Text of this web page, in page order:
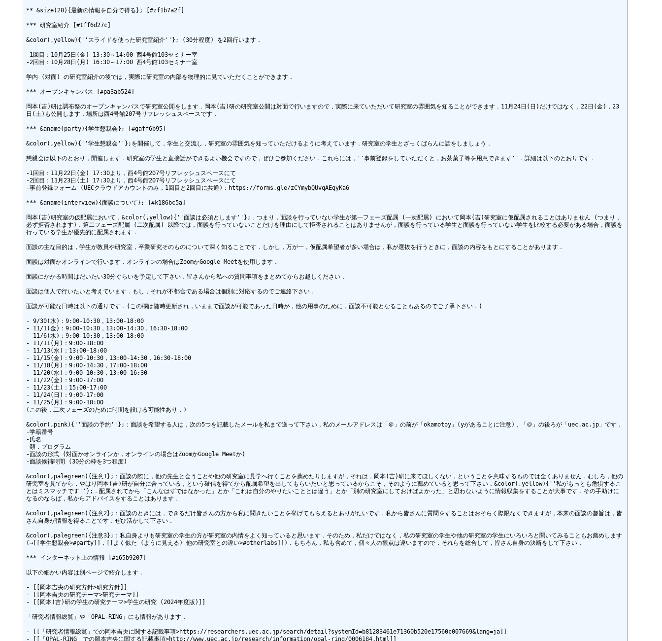
** &size(20){最新の情報を自分で得る}; [#zf1b7a2f]
*** 研究室紹介 [#tff6d27c]
&color(,yellow){''スライドを使った研究室紹介''}; (30分程度) を2回行います．
-1回目：10月25日(金) 13:30～14:00 西4号館103セミナー室
-2回目：10月28日(月) 16:30～17:00 西4号館103セミナー室
学内 (対面) の研究室紹介の後では，実際に研究室の内部を物理的に見ていただくことができます．
*** オープンキャンパス [#pa3ab524]
岡本(吉)研は調布祭のオープンキャンパスで研究室公開をします．岡本(吉)研の研究室公開は対面で行いますので，実際に来ていただいて研究室の雰囲気を知ることができます．11月24日(日)だけではなく，22日(金)，23
日(土)も公開します．場所は西4号館207号リフレッシュスペースです．
*** &aname(party){学生懇親会}; [#gaff6b95]
&color(,yellow){''学生懇親会''};を開催して，学生と交流し，研究室の雰囲気を知っていただけるように考えています．研究室の学生とざっくばらんに話をしましょう．
懇親会は以下のとおり，開催します．研究室の学生と直接話ができるよい機会ですので，ぜひご参加ください．これらには，''事前登録をしていただくと，お茶菓子等を用意できます''．詳細は以下のとおりです．
-1回目：11月22日(金) 17:30より，西4号館207号リフレッシュスペースにて
-2回目：11月23日(土) 17:30より，西4号館207号リフレッシュスペースにて
-事前登録フォーム (UECクラウドアカウントのみ，1回目と2回目に共通)：https://forms.gle/zCYmybQUvqAEqyKa6
*** &aname(interview){面談について}; [#k186bc5a]
岡本(吉)研究室の仮配属において，&color(,yellow){''面談は必須とします''};．つまり，面談を行っていない学生が第一フェーズ配属 (一次配属) において岡本(吉)研究室に仮配属されることはありません (つまり，
必ず拒否されます)．第二フェーズ配属 (二次配属) 以降では，面談を行っていないことだけを理由にして拒否されることはありませんが，面談を行っている学生と面談を行っていない学生を比較する必要がある場合，面談を
行っている学生が優先的に配属されます．
面談の主な目的は，学生が教員や研究室，卒業研究そのものについて深く知ることです．しかし，万が一，仮配属希望者が多い場合は，私が選抜を行うときに，面談の内容をもとにすることがあります．
面談は対面かオンラインで行います．オンラインの場合はZoomかGoogle Meetを使用します．
面談にかかる時間はだいたい30分ぐらいを予定して下さい．皆さんから私への質問事項をまとめてからお越しください．
面談は個人で行いたいと考えています．もし，それが不都合である場合は個別に対応するのでご連絡下さい．
面談が可能な日時は以下の通りです．(この欄は随時更新され，いままで面談が可能であった日時が，他の用事のために，面談不可能となることもあるのでご了承下さい．)
- 9/30(水)：9:00-10:30，13:00-18:00
- 11/1(金)：9:00-10:30，13:00-14:30，16:30-18:00
- 11/6(水)：9:00-10:30，13:00-18:00
- 11/11(月)：9:00-18:00
- 11/13(水)：13:00-18:00
- 11/15(金)：9:00-10:30，13:00-14:30，16:30-18:00
- 11/18(月)：9:00-14:30，17:00-18:00
- 11/20(水)：9:00-10:30，13:00-16:30
- 11/22(金)：9:00-17:00
- 11/23(土)：15:00-17:00
- 11/24(日)：9:00-17:00
- 11/25(月)：9:00-18:00
(この後，二次フェーズのために時間を設ける可能性あり．)
&color(,pink){''面談の予約''};：面談を希望する人は，次の5つを記載したメールを私まで送って下さい．私のメールアドレスは「＠」の前が「okamotoy」(yがあることに注意)，「＠」の後ろが「uec.ac.jp」です．
-学籍番号
-氏名
-類，プログラム
-面談の形式 (対面かオンラインか，オンラインの場合はZoomかGoogle Meetか)
-面談候補時間 (30分の枠を3つ程度)
&color(,palegreen){注意1};：面談の際に，他の先生と会うことや他の研究室に見学へ行くことを薦めたりしますが，それは，岡本(吉)研に来てほしくない，ということを意味するものでは全くありません．むしろ，他の
研究室を見てから，やはり岡本(吉)研が自分に合っている，という確信を得てから配属希望を出してもらいたいと思っているからこそ，そのように薦めていると思って下さい．&color(,yellow){''私がもっとも危惧するこ
とはミスマッチです''};．配属されてから「こんなはずではなかった」とか「これは自分のやりたいこととは違う」とか「別の研究室にしておけばよかった」と思わないように情報収集をすることが大事です．その手助けに
なるのならば，私からアドバイスをすることはあります．
&color(,palegreen){注意2};：面談のときには，できるだけ皆さんの方から私に聞きたいことを挙げてもらえるとありがたいです．私から皆さんに質問をすることはおそらく際限なくできますが，本来の面談の趣旨は，皆
さん自身が情報を得ることです．ぜひ活かして下さい．
&color(,palegreen){注意3};：私自身よりも研究室の学生の方が研究室の内情をよく知っていると思います．そのため，私だけではなく，私の研究室の学生や他の研究室の学生にいろいろと聞いてみることもお薦めします
(→[[学生懇親会>#party]]，[[よく似た (ように見える) 他の研究室との違い>#otherlabs]])．もちろん，私も含めて，個々人の観点は違いますので，それらを総合して，皆さん自身の決断をして下さい．
*** インターネット上の情報 [#i65b9207]
以下の細かい内容は別ページで紹介します．
- [[岡本吉央の研究方針>研究方針]]
- [[岡本吉央の研究テーマ>研究テーマ]]
- [[岡本(吉)研の学生の研究テーマ>学生の研究 (2024年度版)]]
「研究者情報総覧」や「OPAL-RING」にも情報があります．
- [[「研究者情報総覧」での岡本吉央に関する記載事項>https://researchers.uec.ac.jp/search/detail?systemId=b81283461e71360b520e17560c007669&lang=ja]]
- [[「OPAL-RING」での岡本吉央に関する記載事項>http://www.uec.ac.jp/research/information/opal-ring/0006184.html]]